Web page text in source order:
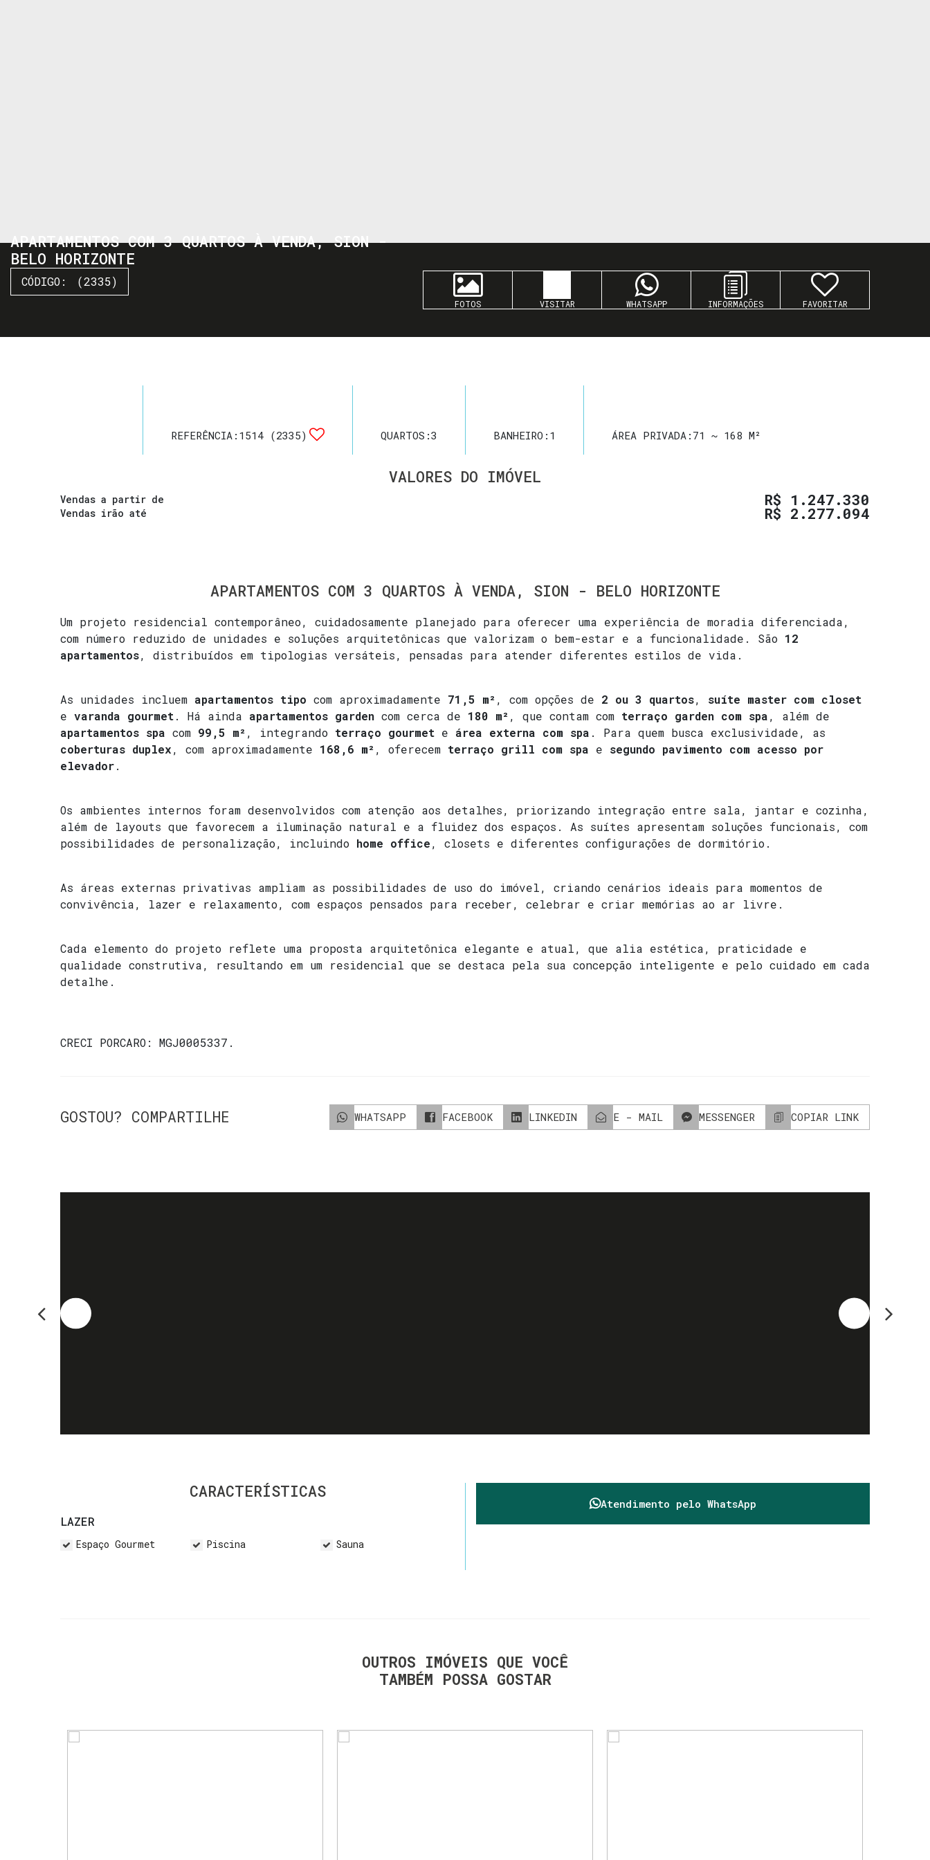
FOTOS WHATSAPP FAVORITAR
APARTAMENTOS COM 3 QUARTOS À VENDA, SION -
BELO HORIZONTE
(2335)
REFERÊNCIA: 1514 (2335) QUARTOS:3 BANHEIRO: 1 ÁREA PRIVADA: 71 ~ 168 M²
VALORES DO IMÓVEL
R$ 1.247.330
Vendas a partir de
R$ 2.277.094
Vendas irão até
APARTAMENTOS COM 3 QUARTOS À VENDA, SION - BELO HORIZONTE
Um projeto residencial contemporâneo, cuidadosamente planejado para oferecer uma experiência de moradia diferenciada,
com número reduzido de unidades e soluções arquitetônicas que valorizam o bem-estar e a funcionalidade. São 12
apartamentos, distribuídos em tipologias versáteis, pensadas para atender diferentes estilos de vida.
As unidades incluem apartamentos tipo com aproximadamente 71,5 m², com opções de 2 ou 3 quartos, suíte master com closet
e varanda gourmet. Há ainda apartamentos garden com cerca de 180 m², que contam com terraço garden com spa, além de
apartamentos spa com 99,5 m², integrando terraço gourmet e área externa com spa . Para quem busca exclusividade, as
coberturas duplex, com aproximadamente 168,6 m², oferecem terraço grill com spa e segundo pavimento com acesso por
elevador.
Os ambientes internos foram desenvolvidos com atenção aos detalhes, priorizando integração entre sala, jantar e cozinha,
além de layouts que favorecem a iluminação natural e a fluidez dos espaços. As suítes apresentam soluções funcionais, com
possibilidades de personalização, incluindo home office, closets e diferentes configurações de dormitório.
As áreas externas privativas ampliam as possibilidades de uso do imóvel, criando cenários ideais para momentos de
convivência, lazer e relaxamento, com espaços pensados para receber, celebrar e criar memórias ao ar livre.
Cada elemento do projeto reflete uma proposta arquitetônica elegante e atual, que alia estética, praticidade e
qualidade construtiva, resultando em um residencial que se destaca pela sua concepção inteligente e pelo cuidado em cada
detalhe.
CRECI PORCARO: MGJ0005337 .
GOSTOU? COMPARTILHE WHATSAPP FACEBOOK LINKEDIN E - MAIL MESSENGER COPIAR LINK
CARACTERÍSTICAS
LAZER
Espaço Gourmet Piscina Sauna
Atendimento pelo WhatsApp
OUTROS IMÓVEIS QUE VOCÊ
TAMBÉM POSSA GOSTAR